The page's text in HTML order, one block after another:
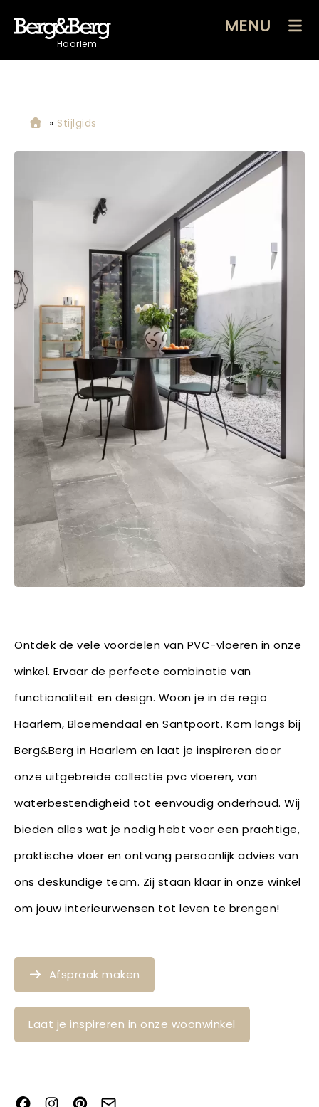
Haarlem
MENU
» Stijlgids
Ontdek de vele voordelen van PVC-vloeren in onze
winkel. Ervaar de perfecte combinatie van
functionaliteit en design. Woon je in de regio
Haarlem, Bloemendaal en Santpoort. Kom langs bij
Berg&Berg in Haarlem en laat je inspireren door
onze uitgebreide collectie pvc vloeren, van
waterbestendigheid tot eenvoudig onderhoud. Wij
bieden alles wat je nodig hebt voor een prachtige,
praktische vloer en ontvang persoonlijk advies van
ons deskundige team. Zij staan klaar in onze winkel
om jouw interieurwensen tot leven te brengen!
Afspraak maken
Laat je inspireren in onze woonwinkel